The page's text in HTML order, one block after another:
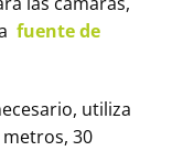
fuente de
utiliza
30